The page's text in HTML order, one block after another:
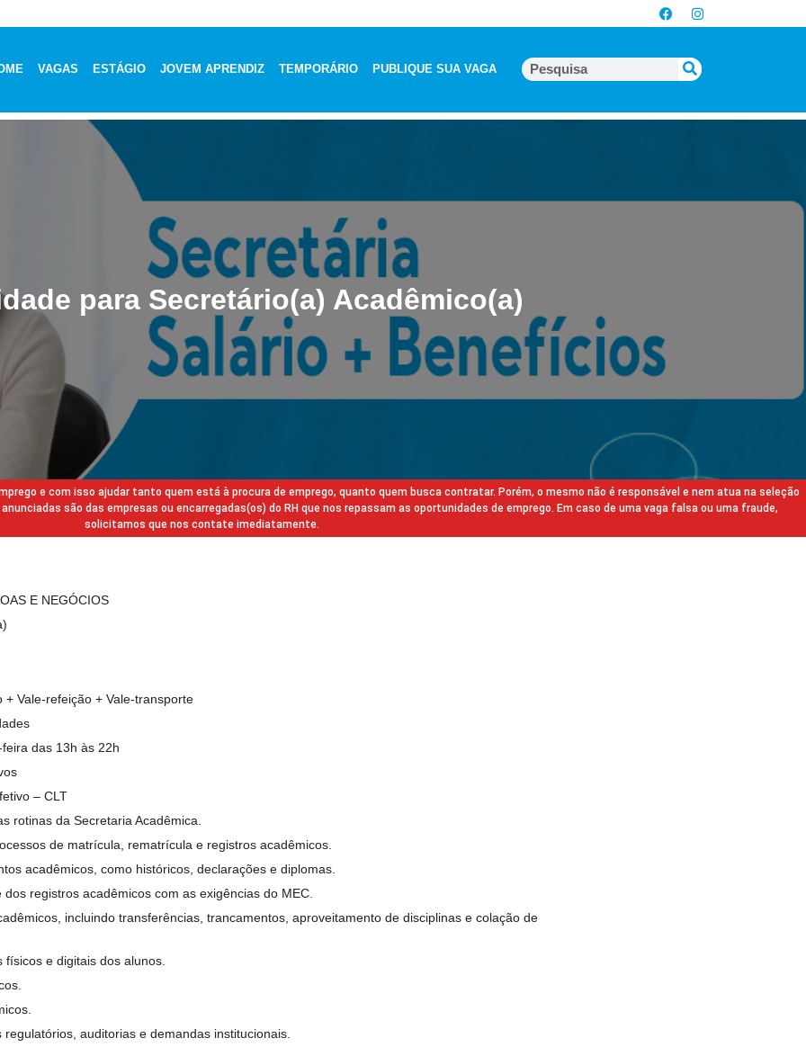
VAGAS ESTÁGIO JOVEM APRENDIZ TEMPORÁRIO PUBLIQUE SUA VAGA
para Secretário(a) Acadêmico(a)
e com isso ajudar tanto quem está à procura de emprego, quanto quem busca contratar. Porém, o mesmo não é responsável e nem atua na seleção
são das empresas ou encarregadas(os) do RH que nos repassam as oportunidades de emprego. Em caso de uma vaga falsa ou uma fraude,
solicitamos que nos contate imediatamente.
E NEGÓCIOS
+ Vale-refeição + Vale-transporte
das 13h às 22h
– CLT
rotinas da Secretaria Acadêmica.
de matrícula, rematrícula e registros acadêmicos.
acadêmicos, como históricos, declarações e diplomas.
registros acadêmicos com as exigências do MEC.
incluindo transferências, trancamentos, aproveitamento de disciplinas e colação de
e digitais dos alunos.
auditorias e demandas institucionais.